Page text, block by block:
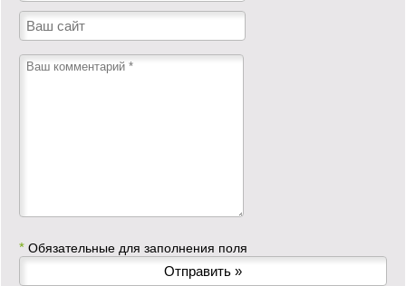
* Обязательные для заполнения поля